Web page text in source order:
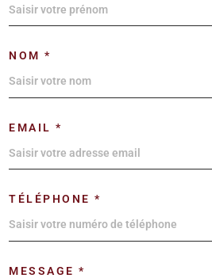
NOM *
EMAIL *
TÉLÉPHONE *
MESSAGE *